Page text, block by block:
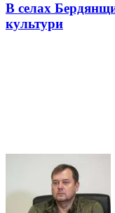
В селах
культури